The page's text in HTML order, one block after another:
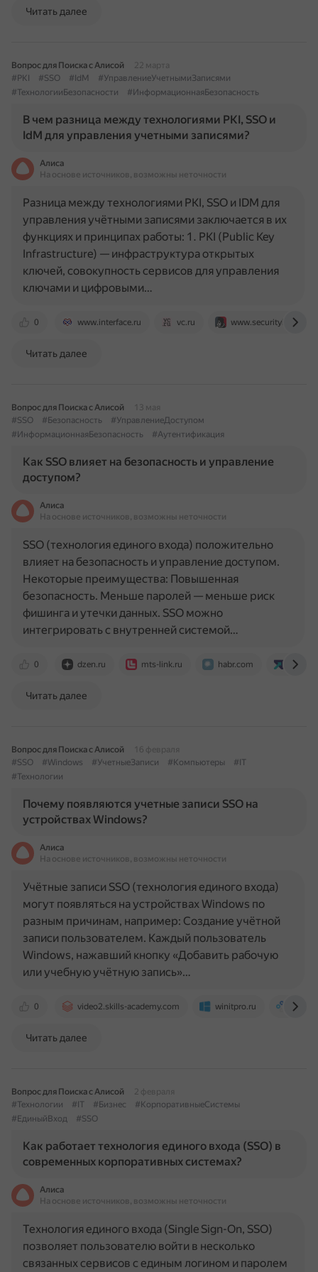
Читать далее
Вопрос для Поиска с Алисой
22 марта
#PKI
#SSO #IdM
#УправлениеУчетнымиЗаписями
#ТехнологииБезопасности
#ИнформационнаяБезопасность
В чем разница между технологиями PKI, SSO и
IdM для управления учетными записями?
Алиса
На основе источников, возможны неточности
0 www.interface.ru vc.ru www.securitylab.ru
Разница между технологиями PKI, SSO и IDM для
управления учётными записями заключается в их
функциях и принципах работы: 1. PKI (Public Key
Infrastructure) — инфраструктура открытых
ключей, совокупность сервисов для управления
ключами и цифровыми…
Читать далее
Вопрос для Поиска с Алисой
13 мая
#SSO
#Безопасность
#УправлениеДоступом
#ИнформационнаяБезопасность
#Аутентификация
Как SSO влияет на безопасность и управление
доступом?
Алиса
На основе источников, возможны неточности
0 dzen.ru mts-link.ru habr.com
SSO (технология единого входа) положительно
влияет на безопасность и управление доступом.
Некоторые преимущества: Повышенная
безопасность. Меньше паролей — меньше риск
фишинга и утечки данных. SSO можно
интегрировать с внутренней системой…
Читать далее
Вопрос для Поиска с Алисой
16 февраля
#SSO
#Windows #УчетныеЗаписи #Компьютеры
#IT
#Технологии
Почему появляются учетные записи SSO на
устройствах Windows?
Алиса
На основе источников, возможны неточности
0 video2.skills-academy.com winitpro.ru
Учётные записи SSO (технология единого входа)
могут появляться на устройствах Windows по
разным причинам, например: Создание учётной
записи пользователем. Каждый пользователь
Windows, нажавший кнопку «Добавить рабочую
или учебную учётную запись»…
Читать далее
Вопрос для Поиска с Алисой
2 февраля
#Технологии
#IT #Бизнес
#КорпоративныеСистемы
#ЕдиныйВход
#SSO
Как работает технология единого входа (SSO) в
современных корпоративных системах?
Алиса
На основе источников, возможны неточности
Технология единого входа (Single Sign-On, SSO)
позволяет пользователю войти в несколько
связанных сервисов с единым логином и паролем